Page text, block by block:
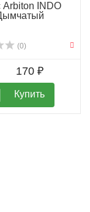
Arbiton INDO
(0)
170 ₽
Купить